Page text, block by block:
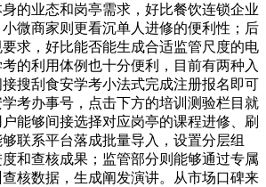
的业态和岗亭需求，好比餐饮连锁企业
微商家则更看沉单人进修的便利性；后
求，好比能否能生成合适监管尺度的电
的利用体例也十分便利，目前有两种入
搜刮食安学考小法式完成注册报名即可
考办事号，点击下方的培训测验栏目就
能够间接选择对应岗亭的课程进修、刷
联系平台落成批量导入，设置分层组
和查核成果；监管部分则能够通过专属
核数据，生成阐发演讲。从市场口碑来